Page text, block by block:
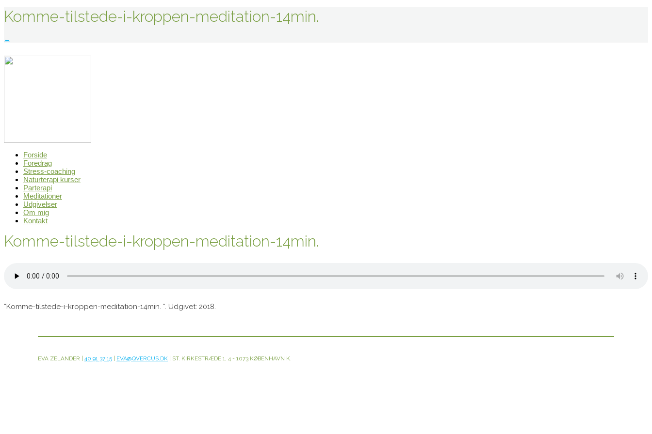
Komme-tilstede-i-kroppen-meditation-14min.
Indlægsnavigation
←
Forside
Foredrag
Stress-coaching
Naturterapi kurser
Parterapi
Meditationer
Udgivelser
Om mig
Kontakt
Komme-tilstede-i-kroppen-meditation-14min.
“Komme-tilstede-i-kroppen-meditation-14min. “. Udgivet: 2018.
EVA ZELANDER | 40 91 37 15 | EVA@QVERCUS.DK | ST. KIRKESTRÆDE 1, 4 - 1073 KØBENHAVN K.